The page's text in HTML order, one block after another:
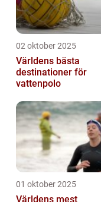
02 oktober 2025
Världens bästa
destinationer för
vattenpolo
01 oktober 2025
Världens mest